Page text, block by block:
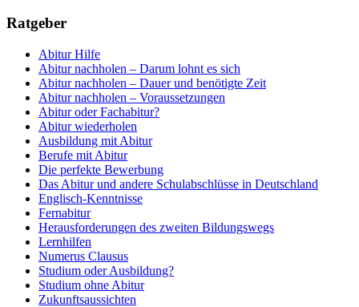
Ratgeber
Abitur Hilfe
Abitur nachholen – Darum lohnt es sich
Abitur nachholen – Dauer und benötigte Zeit
Abitur nachholen – Voraussetzungen
Abitur oder Fachabitur?
Abitur wiederholen
Ausbildung mit Abitur
Berufe mit Abitur
Die perfekte Bewerbung
Das Abitur und andere Schulabschlüsse in Deutschland
Englisch-Kenntnisse
Fernabitur
Herausforderungen des zweiten Bildungswegs
Lernhilfen
Numerus Clausus
Studium oder Ausbildung?
Studium ohne Abitur
Zukunftsaussichten